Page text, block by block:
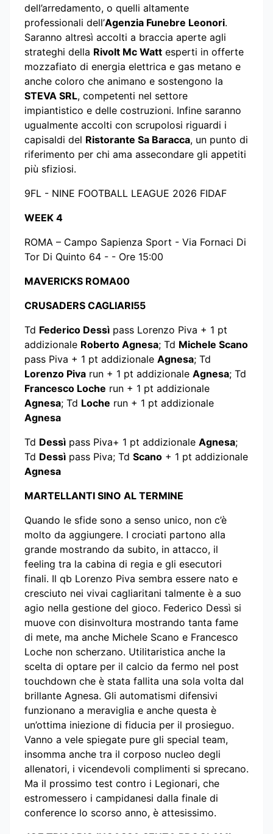
dell’arredamento, o quelli altamente
professionali dell’Agenzia Funebre Leonori.
Saranno altresì accolti a braccia aperte agli
strateghi della Rivolt Mc Watt esperti in offerte
mozzafiato di energia elettrica e gas metano e
anche coloro che animano e sostengono la
STEVA SRL, competenti nel settore
impiantistico e delle costruzioni. Infine saranno
ugualmente accolti con scrupolosi riguardi i
capisaldi del Ristorante Sa Baracca, un punto di
riferimento per chi ama assecondare gli appetiti
più sfiziosi.
9FL - NINE FOOTBALL LEAGUE 2026 FIDAF
WEEK 4
ROMA – Campo Sapienza Sport - Via Fornaci Di
Tor Di Quinto 64 - - Ore 15:00
MAVERICKS ROMA00
CRUSADERS CAGLIARI55
Td Federico Dessì pass Lorenzo Piva + 1 pt
addizionale Roberto Agnesa; Td Michele Scano
pass Piva + 1 pt addizionale Agnesa; Td
Lorenzo Piva run + 1 pt addizionale Agnesa; Td
Francesco Loche run + 1 pt addizionale
Agnesa; Td Loche run + 1 pt addizionale
Agnesa
Td Dessì pass Piva+ 1 pt addizionale Agnesa;
Td Dessì pass Piva; Td Scano + 1 pt addizionale
Agnesa
MARTELLANTI SINO AL TERMINE
Quando le sfide sono a senso unico, non c’è
molto da aggiungere. I crociati partono alla
grande mostrando da subito, in attacco, il
feeling tra la cabina di regia e gli esecutori
finali. Il qb Lorenzo Piva sembra essere nato e
cresciuto nei vivai cagliaritani talmente è a suo
agio nella gestione del gioco. Federico Dessì si
muove con disinvoltura mostrando tanta fame
di mete, ma anche Michele Scano e Francesco
Loche non scherzano. Utilitaristica anche la
scelta di optare per il calcio da fermo nel post
touchdown che è stata fallita una sola volta dal
brillante Agnesa. Gli automatismi difensivi
funzionano a meraviglia e anche questa è
un’ottima iniezione di fiducia per il prosieguo.
Vanno a vele spiegate pure gli special team,
insomma anche tra il corposo nucleo degli
allenatori, i vicendevoli complimenti si sprecano.
Ma il prossimo test contro i Legionari, che
estromessero i campidanesi dalla finale di
conference lo scorso anno, è attesissimo.